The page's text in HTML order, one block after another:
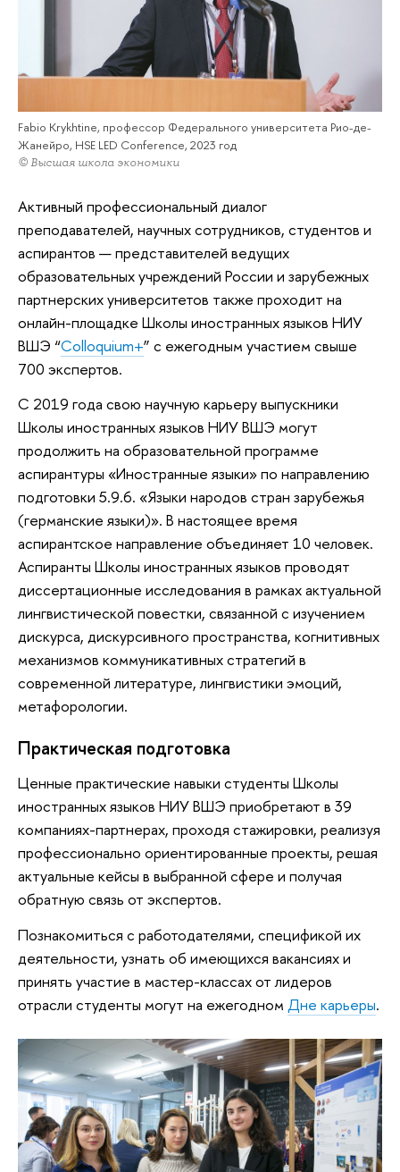
Fabio Krykhtine, профессор Федерального университета Рио-де-
Жанейро, HSE LED Conference, 2023 год
© Высшая школа экономики
Активный профессиональный диалог
преподавателей, научных сотрудников, студентов и
аспирантов — представителей ведущих
образовательных учреждений России и зарубежных
партнерских университетов также проходит на
онлайн-площадке Школы иностранных языков НИУ
ВШЭ “Colloquium+” с ежегодным участием свыше
700 экспертов.
С 2019 года свою научную карьеру выпускники
Школы иностранных языков НИУ ВШЭ могут
продолжить на образовательной программе
аспирантуры «Иностранные языки» по направлению
подготовки 5.9.6. «Языки народов стран зарубежья
(германские языки)». В настоящее время
аспирантское направление объединяет 10 человек.
Аспиранты Школы иностранных языков проводят
диссертационные исследования в рамках актуальной
лингвистической повестки, связанной с изучением
дискурса, дискурсивного пространства, когнитивных
механизмов коммуникативных стратегий в
современной литературе, лингвистики эмоций,
метафорологии.
Практическая подготовка
Ценные практические навыки студенты Школы
иностранных языков НИУ ВШЭ приобретают в 39
компаниях-партнерах, проходя стажировки, реализуя
профессионально ориентированные проекты, решая
актуальные кейсы в выбранной сфере и получая
обратную связь от экспертов.
Познакомиться с работодателями, спецификой их
деятельности, узнать об имеющихся вакансиях и
принять участие в мастер-классах от лидеров
отрасли студенты могут на ежегодном Дне карьеры.